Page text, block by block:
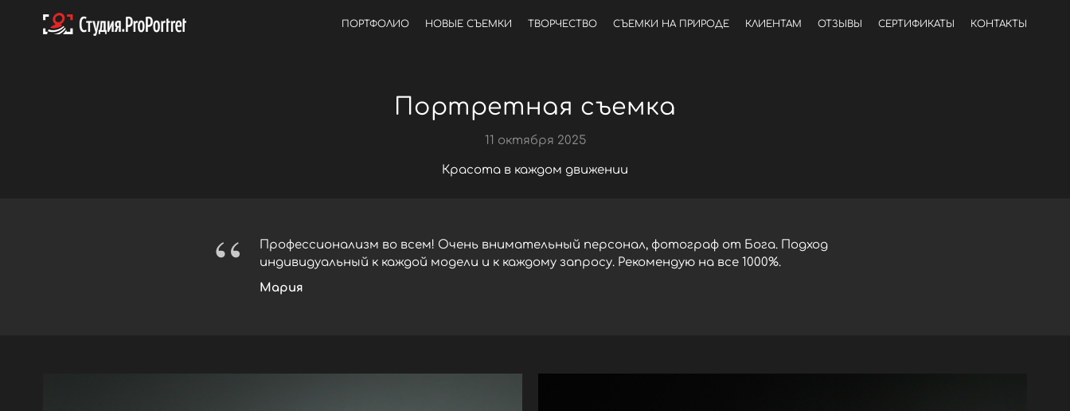
ПОРТФОЛИО НОВЫЕ СЪЕМКИ ТВОРЧЕСТВО СЪЕМКИ НА ПРИРОДЕ КЛИЕНТАМ ОТЗЫВЫ СЕРТИФИКАТЫ КОНТАКТЫ
Портретная съемка
11 октября 2025
Красота в каждом движении
“
Профессионализм во всем! Очень внимательный персонал, фотограф от Бога. Подход
индивидуальный к каждой модели и к каждому запросу. Рекомендую на все 1000%.
Мария